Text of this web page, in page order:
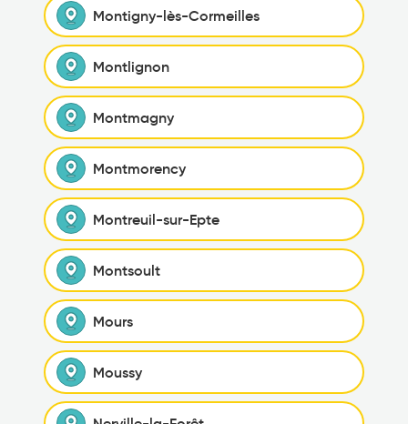
Montigny-lès-Cormeilles
Montlignon
Montmagny
Montmorency
Montreuil-sur-Epte
Montsoult
Mours
Moussy